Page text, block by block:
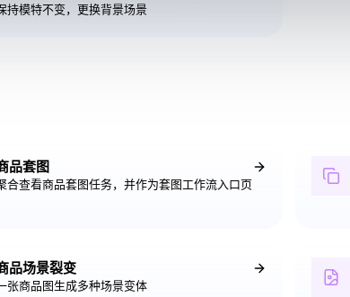
持模特不变，更换背景场景
品套图
合查看商品套图任务，并作为套图工作流入口页
品场景裂变
张商品图生成多种场景变体